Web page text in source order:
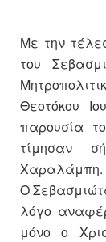
Με την
του
Θεοτόκου
παρουσία
τίμησαν
Χαραλάμπη.
Ο
λόγο
μόνο ο